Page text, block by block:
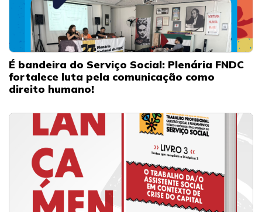
É bandeira do Serviço Social: Plenária FNDC
fortalece luta pela comunicação como
direito humano!